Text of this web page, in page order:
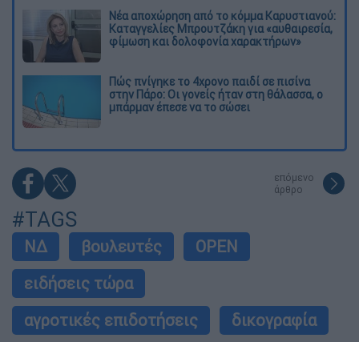
Νέα αποχώρηση από το κόμμα Καρυστιανού:
Καταγγελίες Μπρουτζάκη για «αυθαιρεσία,
φίμωση και δολοφονία χαρακτήρων»
Πώς πνίγηκε το 4χρονο παιδί σε πισίνα
στην Πάρο: Οι γονείς ήταν στη θάλασσα, ο
μπάρμαν έπεσε να το σώσει
επόμενο
άρθρο
#TAGS
ΝΔ βουλευτές
OPEN
ειδήσεις τώρα
αγροτικές επιδοτήσεις
δικογραφία